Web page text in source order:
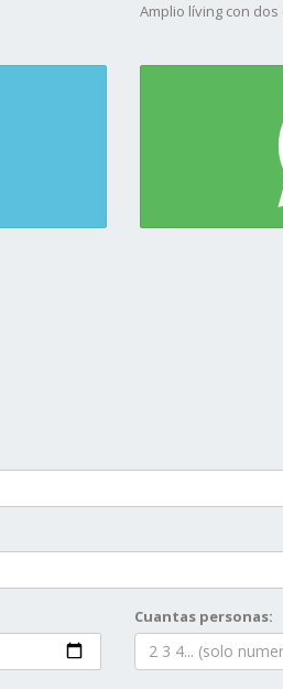
Amplio lí­ving con dos
NO BRINDAMOS
Cuantas personas: